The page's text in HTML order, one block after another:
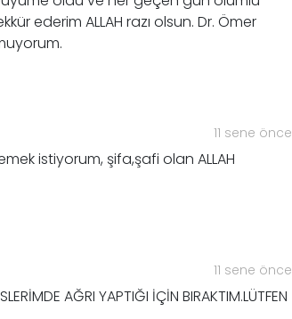
ederim ALLAH razı olsun. Dr. Ömer
11 sene önce
istiyorum, şifa,şafi olan ALLAH
11 sene önce
AĞRI YAPTIĞI İÇİN BIRAKTIM.LÜTFEN